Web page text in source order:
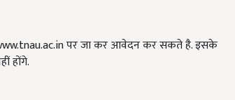
पर जा कर आवेदन कर सकते है. इसके
होंगे.